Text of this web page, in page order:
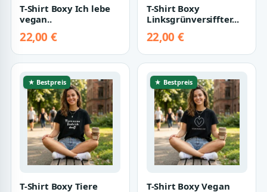
T-Shirt Boxy Ich lebe
vegan..
22,00 €
T-Shirt Boxy
Linksgrünversiffter...
22,00 €
★ Bestpreis
T-Shirt Boxy Tiere
★ Bestpreis
T-Shirt Boxy Vegan